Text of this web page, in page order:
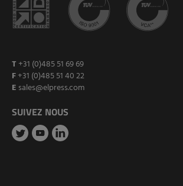
T +31 (0)485 51 69 69
F+31 (0)485 51 40 22
E sales@elpress.com
SUIVEZ NOUS